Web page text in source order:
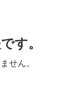
す。
せん。